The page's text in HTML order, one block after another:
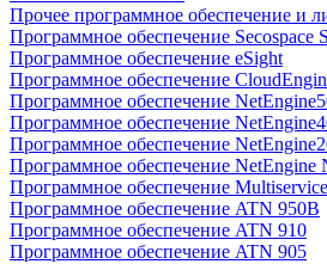
Прочее программное обеспечение и
Программное обеспечение Secospace
Программное обеспечение eSight
Программное обеспечение
Программное обеспечение
Программное обеспечение
Программное обеспечение
Программное обеспечение NetEngine
Программное обеспечение
Программное обеспечение ATN 950B
Программное обеспечение ATN 910
Программное обеспечение ATN 905